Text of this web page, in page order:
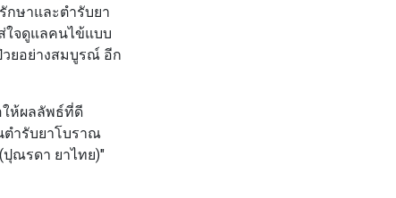
กษาและตำรับยา
ใจดูแลคนไข้แบบ
ยอย่างสมบูรณ์ อีก
ห้ผลลัพธ์ที่ดี
ตำรับยาโบราณ
(ปุณรดา ยาไทย)"